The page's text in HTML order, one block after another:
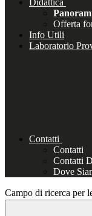
Didattica
Offerta
Info Utili
Laboratorio
Contatti
Contatti
Contatti
Dove
Campo di ricerca per